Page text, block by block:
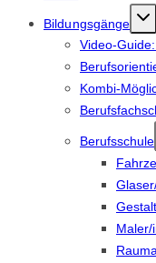
Bildungsgänge
Video-
Kombi-
Berufsschule